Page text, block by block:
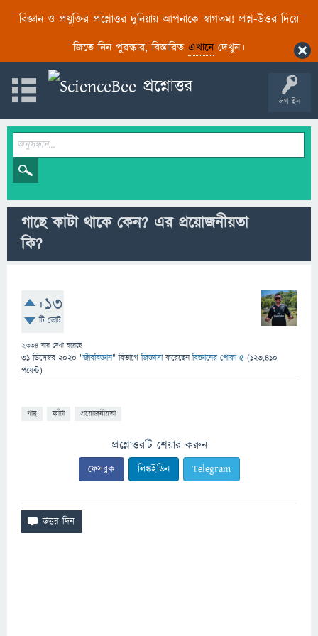
বিজ্ঞান ও প্রযুক্তির প্রশ্নোত্তর দুনিয়ায় আপনাকে স্বাগতম! প্রশ্ন-উত্তর দিয়ে
জিতে নিন পুরস্কার, বিস্তারিত এখানেদেখুন।
লগ ইন
গাছে কাটা থাকে কেন? এর প্রয়োজনীয়তা
কি?
+13
টি ভোট
2,334 বার দেখা হয়েছে
31 ডিসেম্বর 2020 "জীববিজ্ঞান" বিভাগে জিজ্ঞাসাকরেছেনবিজ্ঞানের পোকা ৫ (123,410
পয়েন্ট)
গাছ কাঁটা প্রয়োজনীয়তা
প্রশ্নোত্তরটি শেয়ার করুন
ফেসবুক লিঙ্কইডিন Telegram